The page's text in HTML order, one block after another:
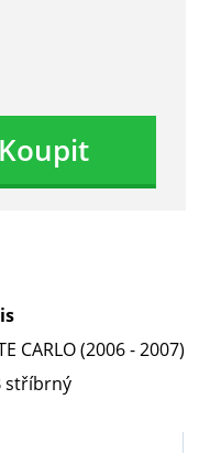
Koupit
CARLO (2006 - 2007)
stříbrný